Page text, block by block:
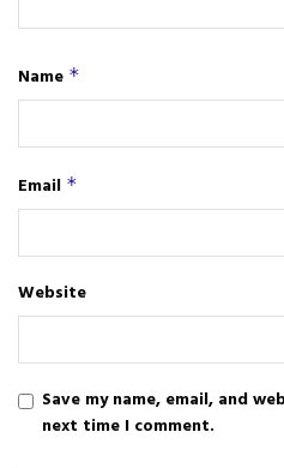
Name *
Email *
Website
Save my name, email, and
next time I comment.